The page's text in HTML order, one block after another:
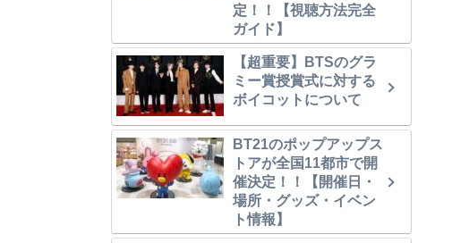
定！！【視聴方法完全
ガイド】
【超重要】BTSのグラ
ミー賞授賞式に対する
ボイコットについて
BT21のポップアップス
トアが全国11都市で開
催決定！！【開催日・
場所・グッズ・イベン
ト情報】